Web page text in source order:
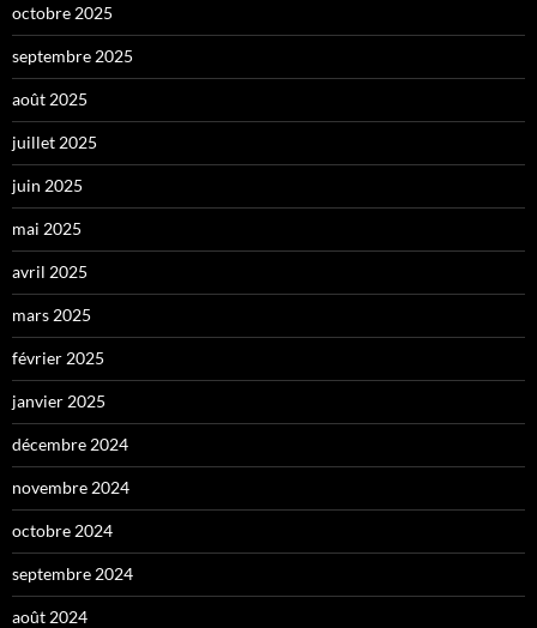
octobre 2025
septembre 2025
août 2025
juillet 2025
juin 2025
mai 2025
avril 2025
mars 2025
février 2025
janvier 2025
décembre 2024
novembre 2024
octobre 2024
septembre 2024
août 2024